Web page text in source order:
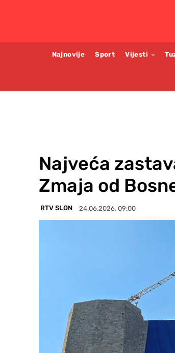
Najnovije Sport Vijesti
Najveća
Zmaja od
RTV SLON 24.06.2026. 09:00